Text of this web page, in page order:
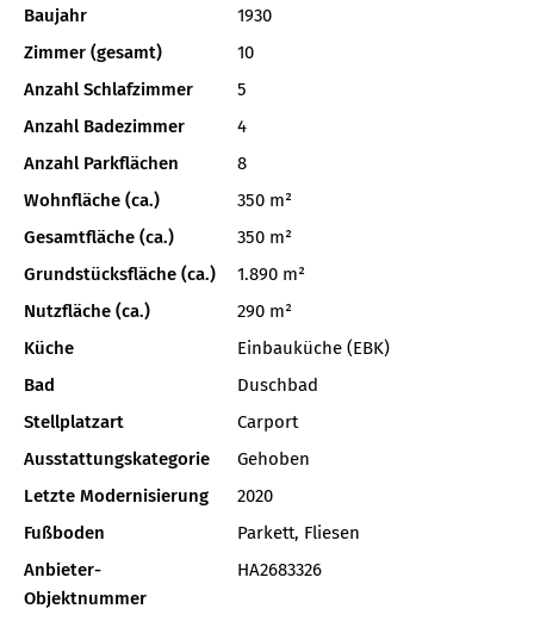
Baujahr
1930
Zimmer (gesamt)
10
Anzahl Schlafzimmer
5
Anzahl Badezimmer
4
Anzahl Parkflächen
8
Wohnfläche (ca.)
350 m²
Gesamtfläche (ca.)
350 m²
Grundstücksfläche (ca.)
1.890 m²
Nutzfläche (ca.)
290 m²
Küche
Einbauküche (EBK)
Bad
Duschbad
Stellplatzart
Carport
Ausstattungskategorie
Gehoben
Letzte Modernisierung
2020
Fußboden
Parkett, Fliesen
Anbieter-
Objektnummer
HA2683326